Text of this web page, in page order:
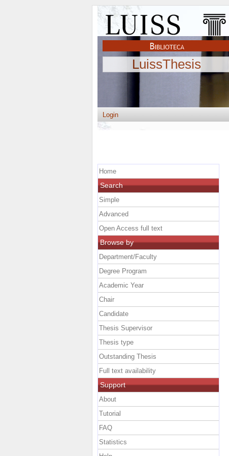
LuissThesis
Login
Home
Search
Simple
Advanced
Open Access full text
Browse by
Department/Faculty
Degree Program
Academic Year
Chair
Candidate
Thesis Supervisor
Thesis type
Outstanding Thesis
Full text availability
Support
About
Tutorial
FAQ
Statistics